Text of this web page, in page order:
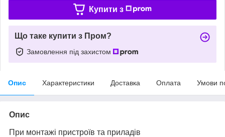
Купити з
Що таке купити з Пром?
Замовлення під захистом
Опис Характеристики Доставка Оплата Умови
Опис
При монтажі пристроїв та приладів